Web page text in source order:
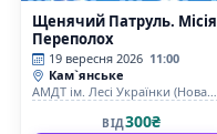
Щенячий Патруль. Місія
Переполох
19 вересня 2026 11:00
Кам`янське
АМДТ ім. Лесі Українки (Нова
ВІД300₴